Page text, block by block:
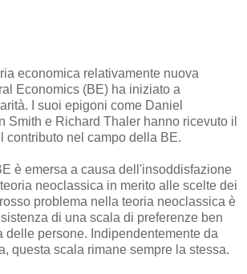
economica relativamente nuova
Economics (BE) ha iniziato a
I suoi epigoni come Daniel
Smith e Richard Thaler hanno ricevuto il
contributo nel campo della BE.
è emersa a causa dell'insoddisfazione
neoclassica in merito alle scelte dei
problema nella teoria neoclassica è
di una scala di preferenze ben
delle persone. Indipendentemente da
questa scala rimane sempre la stessa.